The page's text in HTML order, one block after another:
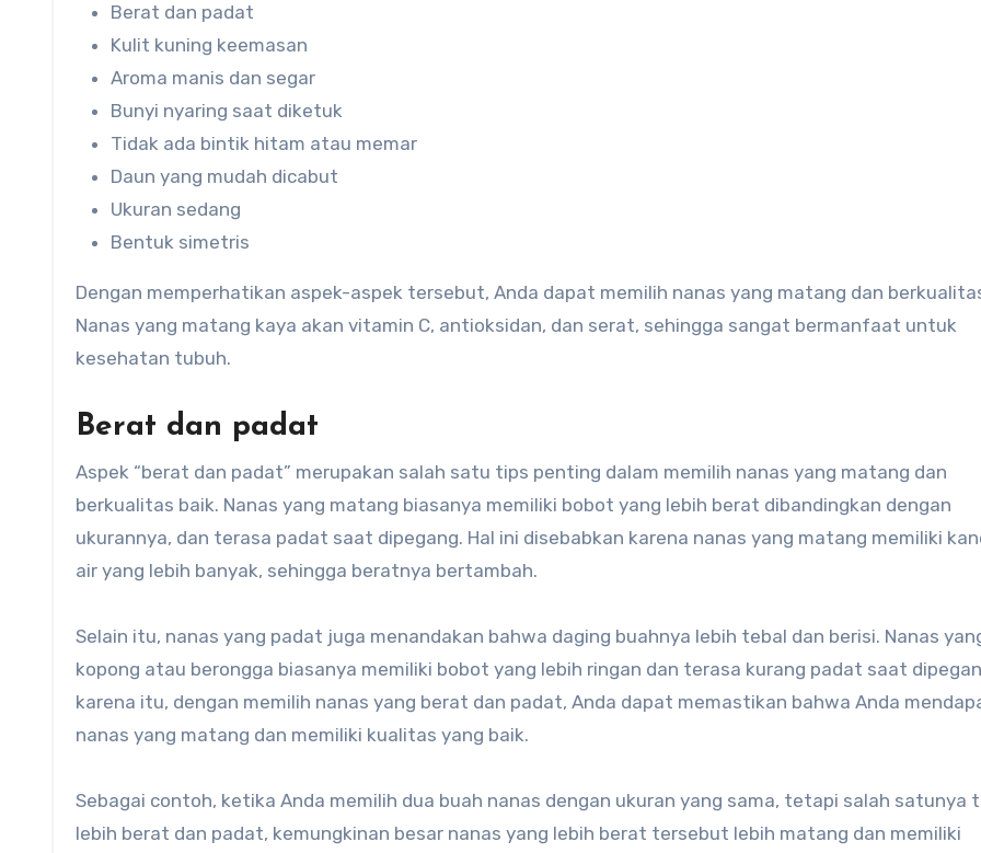
Berat dan padat
Kulit kuning keemasan
Aroma manis dan segar
Bunyi nyaring saat diketuk
Tidak ada bintik hitam atau memar
Daun yang mudah dicabut
Ukuran sedang
Bentuk simetris
Dengan memperhatikan aspek-aspek tersebut, Anda dapat memilih nanas yang matang dan
Nanas yang matang kaya akan vitamin C, antioksidan, dan serat, sehingga sangat bermanfaat untuk
kesehatan tubuh.
Berat dan padat
Aspek “berat dan padat” merupakan salah satu tips penting dalam memilih nanas yang matang dan
berkualitas baik. Nanas yang matang biasanya memiliki bobot yang lebih berat dibandingkan dengan
ukurannya, dan terasa padat saat dipegang. Hal ini disebabkan karena nanas yang matang memiliki
air yang lebih banyak, sehingga beratnya bertambah.
Selain itu, nanas yang padat juga menandakan bahwa daging buahnya lebih tebal dan berisi. Nanas
kopong atau berongga biasanya memiliki bobot yang lebih ringan dan terasa kurang padat saat
karena itu, dengan memilih nanas yang berat dan padat, Anda dapat memastikan bahwa Anda
nanas yang matang dan memiliki kualitas yang baik.
Sebagai contoh, ketika Anda memilih dua buah nanas dengan ukuran yang sama, tetapi salah satunya
lebih berat dan padat, kemungkinan besar nanas yang lebih berat tersebut lebih matang dan memiliki